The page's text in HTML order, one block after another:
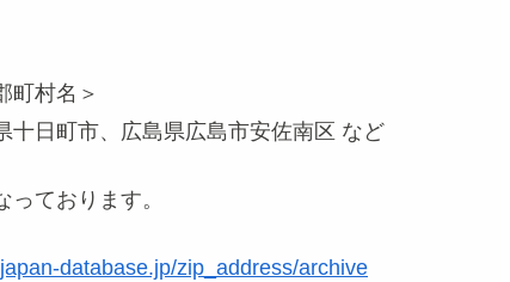
町村名＞
十日町市、広島県広島市安佐南区 など
ております。
database.jp/zip_address/archive